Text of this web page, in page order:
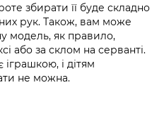
збирати її буде складно
рук. Також, вам може
модель, як правило,
або за склом на серванті.
і дітям
не можна.